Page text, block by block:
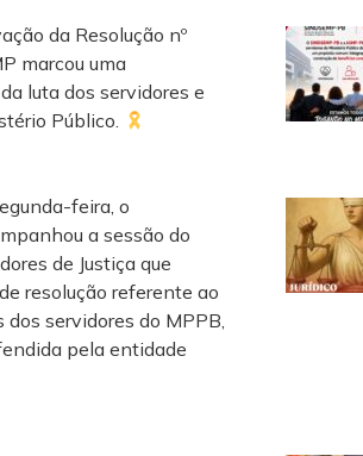
da Resolução nº
marcou uma
luta dos servidores e
Público.
feira, o
a sessão do
de Justiça que
resolução referente ao
dos servidores do MPPB,
pela entidade